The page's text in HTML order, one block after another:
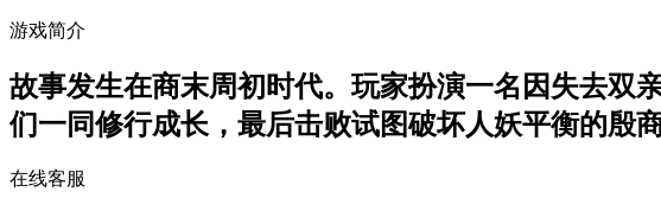
游戏简介
故事发生在商末周初时代。玩家扮演一名因失去双
们一同修行成长，最后击败试图破坏人妖平衡的殷
在线客服